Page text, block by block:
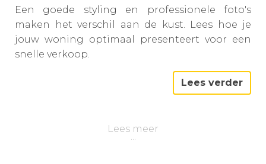
Een goede styling en professionele foto's
maken het verschil aan de kust. Lees hoe je
jouw woning optimaal presenteert voor een
snelle verkoop.
Lees verder
Lees meer